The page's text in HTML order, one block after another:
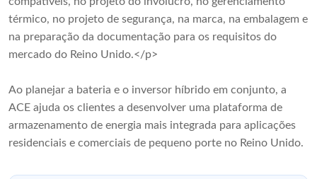
térmico, no projeto de segurança, na marca, na embalagem e
na preparação da documentação para os requisitos do
mercado do Reino Unido.</p>
Ao planejar a bateria e o inversor híbrido em conjunto, a
ACE ajuda os clientes a desenvolver uma plataforma de
armazenamento de energia mais integrada para aplicações
residenciais e comerciais de pequeno porte no Reino Unido.